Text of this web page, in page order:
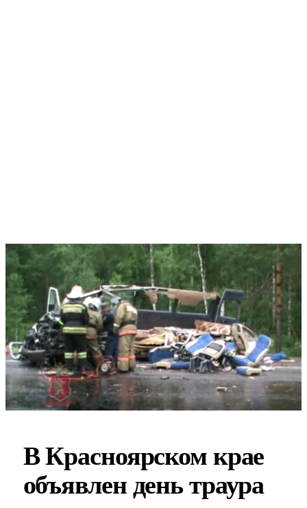
В Красноярском крае
объявлен день траура